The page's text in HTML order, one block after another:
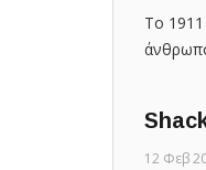
To 1911
12 Φεβ